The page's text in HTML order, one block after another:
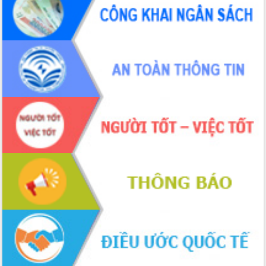
món ăn từ sầu riêng
Đắk Lắk công bố Quy hoạch và xúc
tiến đầu tư tỉnh
Ngành cá ngừ Đắk Lắk chủ động thích
ứng để giữ vững thị trường xuất khẩu
Diễn đàn Kinh tế tư nhân Việt Nam đột
phá cơ chế - Hợp tác công tư
Đề án 06 tạo bước ngoặt đột phá trong
cải cách hành chính tỉnh Đắk Lắk
Kết nối tour, đẩy mạnh chuyển đổi số
để phát triển du lịch Đắk Lắk
Khởi động Dự án Đầu tư xây dựng hạ
tầng kỹ thuật Cụm công nghiệp Tân
Tiến
Gặp mặt các cơ quan báo chí nhân Kỷ
niệm 101 năm Ngày Báo chí Cách
mạng Việt Nam
Đắk Lắk sơ kết 4 năm triển khai thực
hiện Đề án 06 của Chính phủ
Họp báo thông tin về Hội nghị Công bố